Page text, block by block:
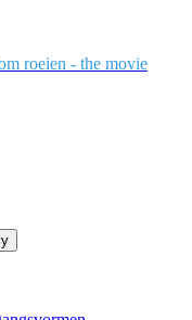
roeien - the movie